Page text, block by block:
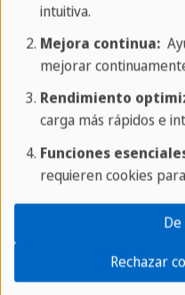
👉 Acerca de
Sobre el Campus
Cursos de inglés
Viajes en grupo
Alojamiento
Bar y restaurante
Actividades y ocio
Visitar Malta
intuitiva.
Mejora continua:
mejorar
Rendimiento
carga más rápidos e
Funciones
requieren cookies
Rechazar